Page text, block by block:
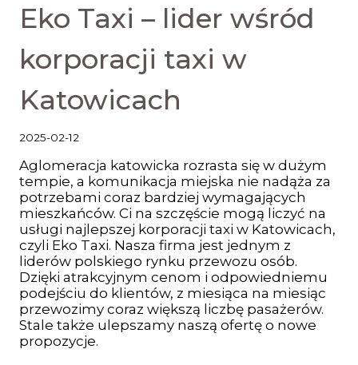
Eko Taxi – lider wśród
korporacji taxi w
Katowicach
2025-02-12
Aglomeracja katowicka rozrasta się w dużym
tempie, a komunikacja miejska nie nadąża za
potrzebami coraz bardziej wymagających
mieszkańców. Ci na szczęście mogą liczyć na
usługi najlepszej korporacji taxi w Katowicach,
czyli Eko Taxi. Nasza firma jest jednym z
liderów polskiego rynku przewozu osób.
Dzięki atrakcyjnym cenom i odpowiedniemu
podejściu do klientów, z miesiąca na miesiąc
przewozimy coraz większą liczbę pasażerów.
Stale także ulepszamy naszą ofertę o nowe
propozycje.